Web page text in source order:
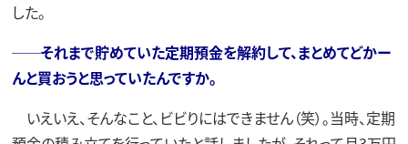
した。
──それまで貯めていた定期預金を解約して、まとめてどかー
んと買おうと思っていたんですか。
いえいえ、そんなこと、ビビりにはできません（笑）。当時、定期